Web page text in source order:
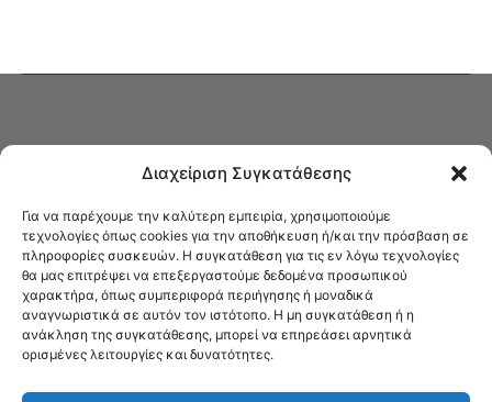
Διαχείριση Συγκατάθεσης
Για να παρέχουμε την καλύτερη εμπειρία, χρησιμοποιούμε
τεχνολογίες όπως cookies για την αποθήκευση ή/και την πρόσβαση σε
πληροφορίες συσκευών. Η συγκατάθεση για τις εν λόγω τεχνολογίες
θα μας επιτρέψει να επεξεργαστούμε δεδομένα προσωπικού
χαρακτήρα, όπως συμπεριφορά περιήγησης ή μοναδικά
αναγνωριστικά σε αυτόν τον ιστότοπο. Η μη συγκατάθεση ή η
ανάκληση της συγκατάθεσης, μπορεί να επηρεάσει αρνητικά
ορισμένες λειτουργίες και δυνατότητες.
Στο Καφενείο θα βρείτε όλες τις ειδήσεις που αφορούν την Νέα
Φιλαδέλφεια και τη Νέα Χαλκηδόνα, καυτή αρθρογραφία, καθώς και
όλα τα νέα που σας αφορούν.